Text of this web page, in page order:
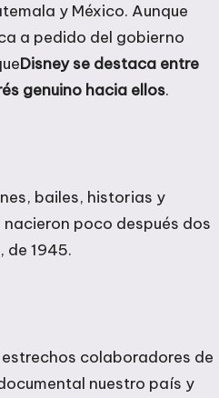
y México. Aunque
a pedido del gobierno
Disney se destaca entre
genuino hacia ellos.
bailes, historias y
poco después dos
, de 1945.
estrechos colaboradores de
nuestro país y